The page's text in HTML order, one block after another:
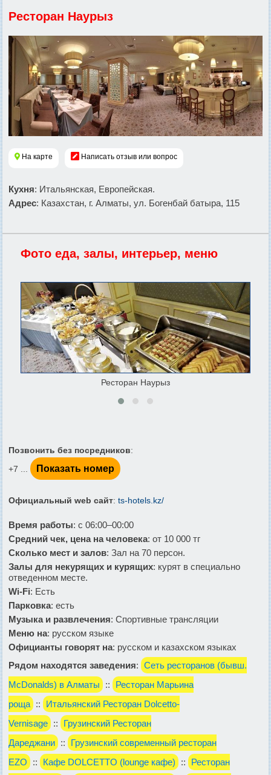
Ресторан Наурыз
На карте Написать отзыв или вопрос
Кухня: Итальянская, Европейская.
Адрес: Казахстан, г. Алматы, ул. Богенбай батыра, 115
Фото еда, залы, интерьер, меню
Ресторан Наурыз
Позвонить без посредников:
+7 ...
Показать номер
Официальный web сайт: ts-hotels.kz/
Время работы: с 06:00–00:00
Средний чек, цена на человека: от 10 000 тг
Сколько мест и залов: Зал на 70 персон.
Залы для некурящих и курящих: курят в специально
отведенном месте.
Wi-Fi: Есть
Парковка: есть
Музыка и развлечения: Спортивные трансляции
Меню на: русском языке
Официанты говорят на: русском и казахском языках
Рядом находятся заведения: Сеть ресторанов (бывш.
McDonalds) в Алматы
::
Ресторан Марьина
роща ::
Итальянский Ресторан Dolcetto-
Vernisage ::
Грузинский Ресторан
Дареджани ::
Грузинский современный ресторан
EZO
:: Кафе DOLCETTO (lounge кафе) ::
Ресторан